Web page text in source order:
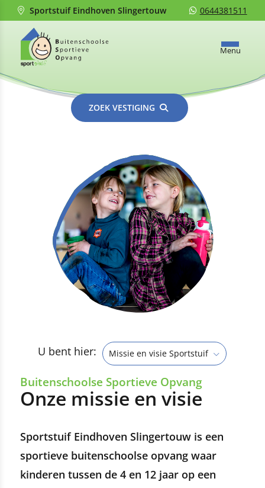
Sportstuif Eindhoven Slingertouw 0644381511
Menu
ZOEK VESTIGING
U bent hier: Missie en visie Sportstuif
Buitenschoolse Sportieve Opvang
Onze missie en visie
Sportstuif Eindhoven Slingertouw is een
sportieve buitenschoolse opvang waar
kinderen tussen de 4 en 12 jaar op een